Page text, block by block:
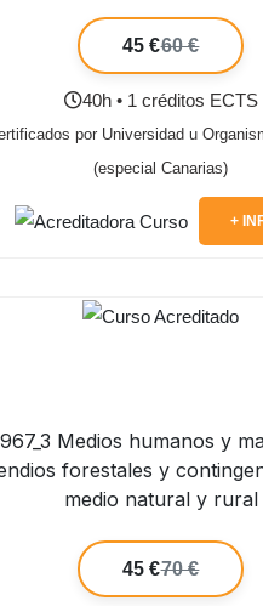
45 €60 €
40h • 1 créditos ECTS
por Universidad u
(especial Canarias)
+
Medios humanos y
forestales y
medio natural y rural
45 €70 €